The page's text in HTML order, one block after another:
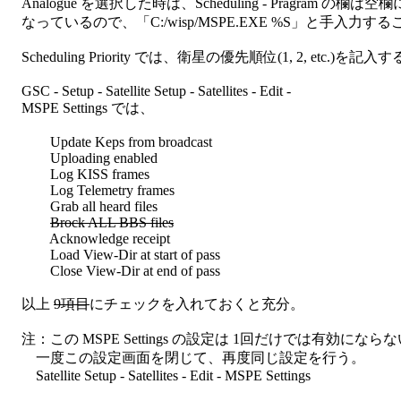
Analogue を選択した時は、Scheduling - Pragram の欄は空欄
なっているので、「C:/wisp/MSPE.EXE %S」と手入力する
Scheduling Priority では、衛星の優先順位(1, 2, etc.)を記入す
    GSC - Setup - Satellite Setup - Satellites - Edit -
    MSPE Settings では、
            Update Keps from broadcast
            Uploading enabled
            Log KISS frames
            Log Telemetry frames
            Grab all heard files
Brock ALL BBS files
            Acknowledge receipt
            Load View-Dir at start of pass
            Close View-Dir at end of pass
    以上
9項目にチェックを入れておくと充分。
注：この MSPE Settings の設定は 1回だけでは有効にならな
        一度この設定画面を閉じて、再度同じ設定を行う。
        Satellite Setup - Satellites - Edit - MSPE Settings